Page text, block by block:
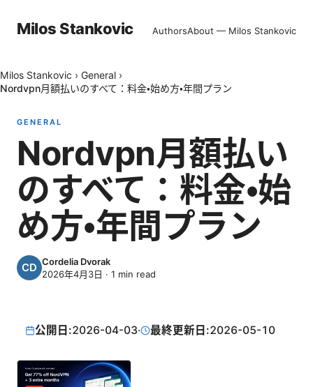
Milos Stankovic AuthorsAbout — Milos Stankovic
Milos Stankovic › General ›
Nordvpn月額払いのすべて：料金・始め方・年間プラン
GENERAL
Nordvpn月額払い
のすべて：料金・始
め方・年間プラン
Cordelia Dvorak
2026年4月3日 · 1 min read
公開日:2026-04-03· 最終更新日:2026-05-10